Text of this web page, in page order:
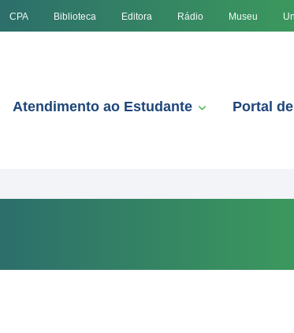
CPA Biblioteca Editora Rádio Museu
Atendimento ao Estudante Portal